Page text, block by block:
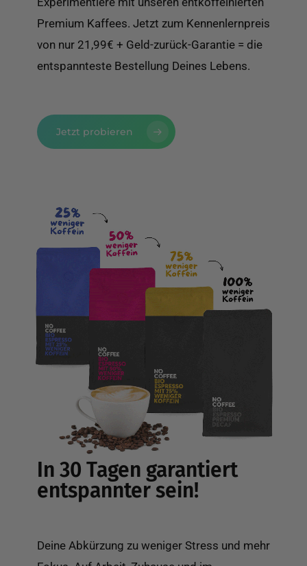
Premium Kaffees. Jetzt zum Kennenlernpreis
von nur 21,99€ + Geld-zurück-Garantie = die
entspannteste Bestellung Deines Lebens.
Jetzt probieren
In 30 Tagen garantiert
entspannter sein!
Deine Abkürzung zu weniger Stress und mehr